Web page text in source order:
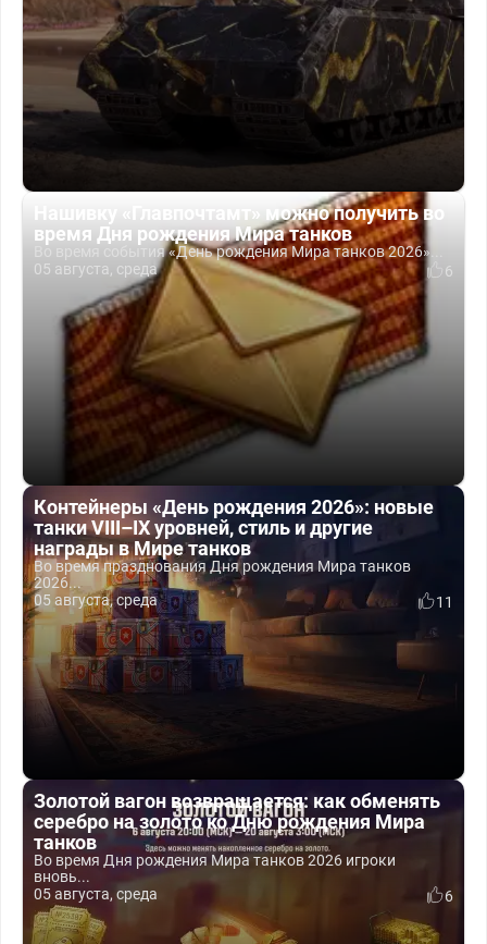
Нашивку «Главпочтамт» можно получить во
время Дня рождения Мира танков
Во время события «День рождения Мира танков 2026»...
05 августа, среда
6
Контейнеры «День рождения 2026»: новые
танки VIII–IX уровней, стиль и другие
награды в Мире танков
Во время празднования Дня рождения Мира танков
2026...
05 августа, среда
11
Золотой вагон возвращается: как обменять
серебро на золото ко Дню рождения Мира
танков
Во время Дня рождения Мира танков 2026 игроки
вновь...
05 августа, среда
6